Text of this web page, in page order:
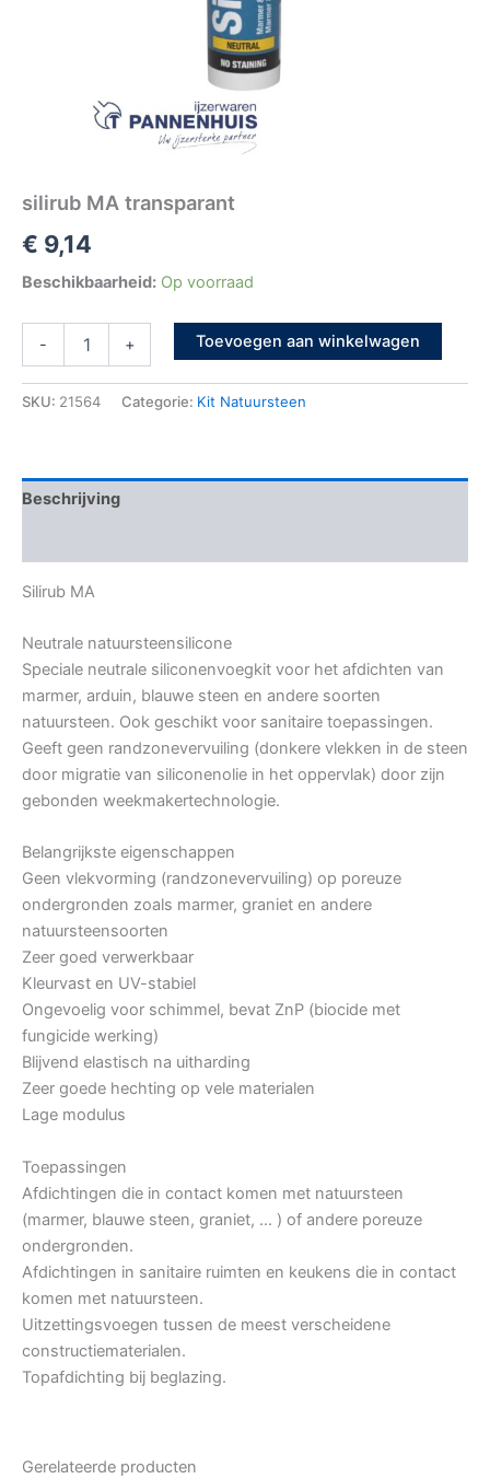
silirub MA transparant
€ 9,14
Beschikbaarheid: Op voorraad
- + Toevoegen aan winkelwagen
SKU: 21564 Categorie: Kit Natuursteen
Beschrijving
Silirub MA
Neutrale natuursteensilicone
Speciale neutrale siliconenvoegkit voor het afdichten van
marmer, arduin, blauwe steen en andere soorten
natuursteen. Ook geschikt voor sanitaire toepassingen.
Geeft geen randzonevervuiling (donkere vlekken in de steen
door migratie van siliconenolie in het oppervlak) door zijn
gebonden weekmakertechnologie.
Belangrijkste eigenschappen
Geen vlekvorming (randzonevervuiling) op poreuze
ondergronden zoals marmer, graniet en andere
natuursteensoorten
Zeer goed verwerkbaar
Kleurvast en UV-stabiel
Ongevoelig voor schimmel, bevat ZnP (biocide met
fungicide werking)
Blijvend elastisch na uitharding
Zeer goede hechting op vele materialen
Lage modulus
Toepassingen
Afdichtingen die in contact komen met natuursteen
(marmer, blauwe steen, graniet, … ) of andere poreuze
ondergronden.
Afdichtingen in sanitaire ruimten en keukens die in contact
komen met natuursteen.
Uitzettingsvoegen tussen de meest verscheidene
constructiematerialen.
Topafdichting bij beglazing.
Gerelateerde producten